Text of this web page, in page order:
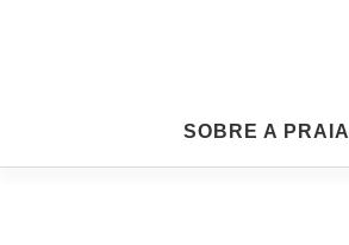
Sexta
SOBRE A PRAIA